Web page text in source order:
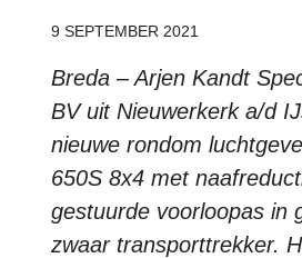
9 SEPTEMBER 2021
Breda – Arjen Kandt
BV uit Nieuwerkerk a/d
nieuwe rondom
650S 8x4 met
gestuurde voorloopas in
zwaar transporttrekker.